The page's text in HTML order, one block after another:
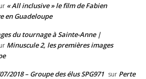
« All inclusive » le film de Fabien
en Guadeloupe
du tournage à Sainte-Anne |
Minuscule 2, les premières images
2018 – Groupe des élus SPG971 sur Perte